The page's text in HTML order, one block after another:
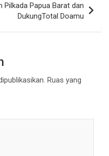
Pilkada Papua Barat dan
DukungTotal Doamu
Ruas yang